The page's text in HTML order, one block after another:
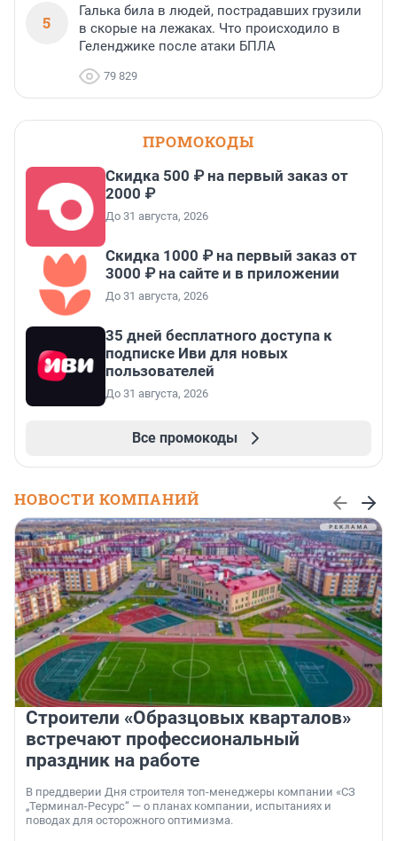
5
Галька била в людей, пострадавших грузили
в скорые на лежаках. Что происходило в
Геленджике после атаки БПЛА
79 829
ПРОМОКОДЫ
Скидка 500 ₽ на первый заказ от
2000 ₽
До 31 августа, 2026
Скидка 1000 ₽ на первый заказ от
3000 ₽ на сайте и в приложении
До 31 августа, 2026
35 дней бесплатного доступа к
подписке Иви для новых
пользователей
До 31 августа, 2026
Все промокоды
НОВОСТИ КОМПАНИЙ
Строители «Образцовых кварталов»
встречают профессиональный
праздник на работе
В преддверии Дня строителя топ-менеджеры компании «СЗ
„Терминал-Ресурс“ — о планах компании, испытаниях и
поводах для осторожного оптимизма.